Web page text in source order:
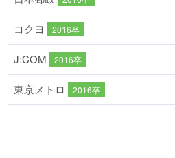
コクヨ 2016卒
J:COM 2016卒
東京メトロ 2016卒